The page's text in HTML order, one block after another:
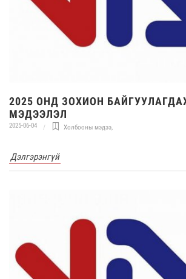
2025 ОНД ЗОХИОН
МЭДЭЭЛЭЛ
2025-06-04 Холбооны мэдээ,
Дэлгэрэнгүй